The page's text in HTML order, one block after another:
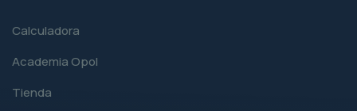
Calculadora
Academia Opol
Tienda